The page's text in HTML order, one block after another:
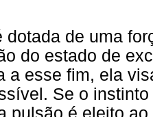
dotada de uma
do estado de
a esse fim, ela
Se o